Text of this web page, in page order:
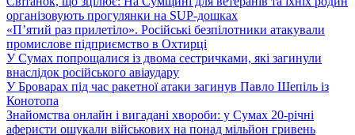
організовують прогулянки на SUP-дошках
«П’ятий раз прилетіло». Російські безпілотники атакували
промислове підприємство в Охтирці
У Сумах попрощалися із двома сестричками, які загинули
внаслідок російського авіаудару
У Броварах під час ракетної атаки загинув Павло Шепіль із
Конотопа
Знайомства онлайн і вигадані хвороби: у Сумах 20-річні
аферисти ошукали військових на понад мільйон гривень